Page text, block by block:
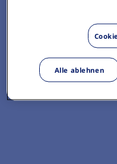
Alle ablehnen